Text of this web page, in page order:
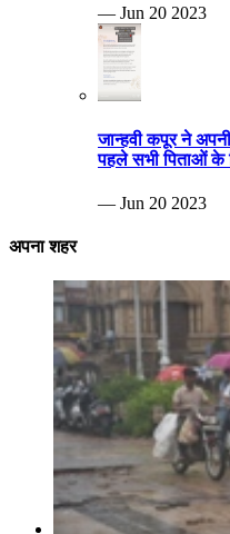
— Jun 20 2023
जान्हवी कपूर ने
पहले सभी पिताओं के
— Jun 20 2023
अपना शहर